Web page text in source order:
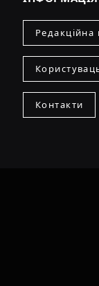
Редакційна
Контакти